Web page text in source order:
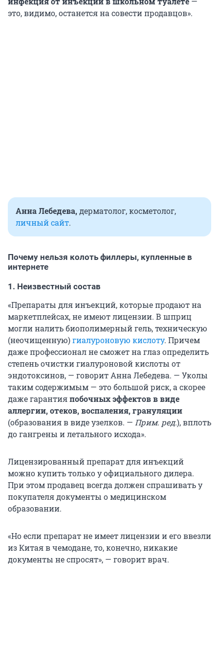
это, видимо, останется на совести продавцов».
Анна Лебедева, дерматолог, косметолог,
личный сайт.
Почему нельзя колоть филлеры, купленные в
интернете
1. Неизвестный состав
«Препараты для инъекций, которые продают на
маркетплейсах, не имеют лицензии. В шприц
могли налить биополимерный гель, техническую
(неочищенную)гиалуроновую кислоту. Причем
даже профессионал не сможет на глаз определить
степень очистки гиалуроновой кислоты от
эндотоксинов, — говорит Анна Лебедева. — Уколы
таким содержимым — это большой риск, а скорее
даже гарантияпобочных эффектов в виде
аллергии, отеков, воспаления, грануляции
(образования в виде узелков. — Прим. ред.), вплоть
до гангрены и летального исхода».
Лицензированный препарат для инъекций
можно купить только у официального дилера.
При этом продавец всегда должен спрашивать у
покупателя документы о медицинском
образовании.
«Но если препарат не имеет лицензии и его ввезли
из Китая в чемодане, то, конечно, никакие
документы не спросят», — говорит врач.